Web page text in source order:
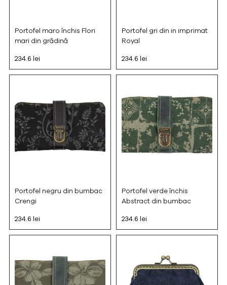
Portofel maro închis Flori
mari din grădină
234.6 lei
Portofel gri din in imprimat
Royal
234.6 lei
Portofel negru din bumbac
Crengi
234.6 lei
Portofel verde închis
Abstract din bumbac
234.6 lei